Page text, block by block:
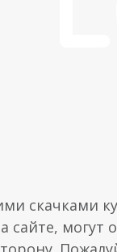
скачками
сайте, могут